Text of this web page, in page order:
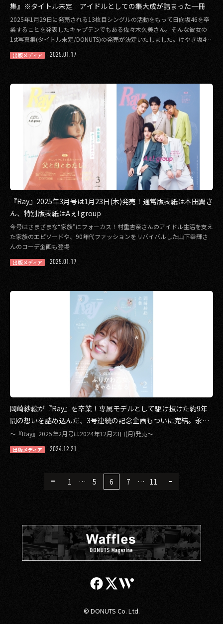
集』※タイトル未定 アイドルとしての集大成が詰まった一冊
2025年1月29日に発売される13枚目シングルの活動をもって日向坂46を卒
業することを発表したキャプテンでもある佐々木久美さん。そんな彼女の
1st写真集(タイトル未定/DONUTS)の発売が決定いたしました。けやき坂4
出版メディア 2025.01.17
『Ray』2025年3月号は1月23日(木)発売！通常版表紙は本田翼さ
ん、特別版表紙はAぇ! group
今号はさまざまな“家族”にフォーカス！村重杏奈さんのアイドル生活を支え
た家族のエピソードや、90年代ファッションをリバイバルした山下幸輝さ
んのコーデ企画も登場
出版メディア 2025.01.17
岡崎紗絵が『Ray』を卒業！専属モデルとして駆け抜けた約9年
間の想いを詰め込んだ、3号連続の記念企画もついに完結。永久
保存版の特集号
〜『Ray』2025年2月号は2024年12月23日(月)発売〜
出版メディア 2024.12.21
1 … 5 6 7 … 11
© DONUTS Co. Ltd.